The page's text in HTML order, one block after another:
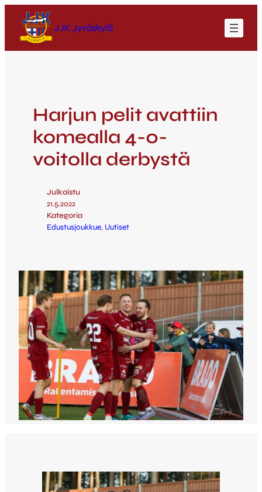
JJK Jyväskylä
Harjun pelit avattiin
komealla 4-0-
voitolla derbystä
Julkaistu
21.5.2022
Kategoria
Edustusjoukkue, Uutiset